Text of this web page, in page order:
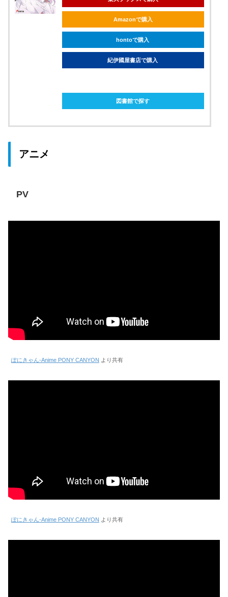
Amazonで購入
hontoで購入
紀伊國屋書店で購入
図書館で探す
アニメ
PV
ぽにきゃん-Anime PONY CANYON より共有
ぽにきゃん-Anime PONY CANYON より共有